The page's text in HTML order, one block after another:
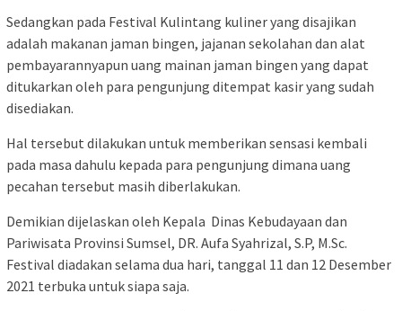
Sedangkan pada Festival Kulintang kuliner yang disajikan
adalah makanan jaman bingen, jajanan sekolahan dan alat
pembayarannyapun uang mainan jaman bingen yang dapat
ditukarkan oleh para pengunjung ditempat kasir yang sudah
disediakan.
Hal tersebut dilakukan untuk memberikan sensasi kembali
pada masa dahulu kepada para pengunjung dimana uang
pecahan tersebut masih diberlakukan.
Demikian dijelaskan oleh Kepala Dinas Kebudayaan dan
Pariwisata Provinsi Sumsel, DR. Aufa Syahrizal, S.P, M.Sc.
Festival diadakan selama dua hari, tanggal 11 dan 12 Desember
2021 terbuka untuk siapa saja.